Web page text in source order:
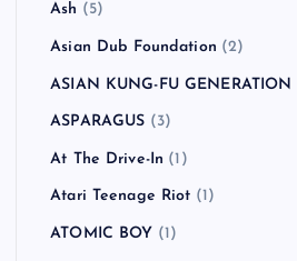
Ash (5)
Asian Dub Foundation (2)
ASIAN KUNG-FU GENERATION
ASPARAGUS (3)
At The Drive-In (1)
Atari Teenage Riot (1)
ATOMIC BOY (1)